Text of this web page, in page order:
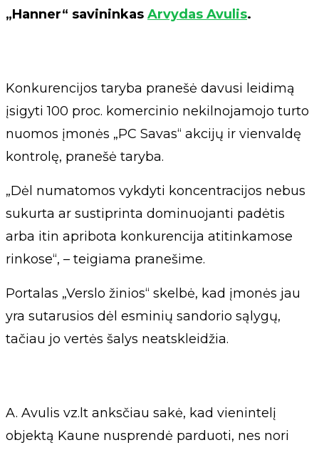
„Hanner“ savininkas Arvydas Avulis.
Konkurencijos taryba pranešė davusi leidimą
įsigyti 100 proc. komercinio nekilnojamojo turto
nuomos įmonės „PC Savas“ akcijų ir vienvaldę
kontrolę, pranešė taryba.
„Dėl numatomos vykdyti koncentracijos nebus
sukurta ar sustiprinta dominuojanti padėtis
arba itin apribota konkurencija atitinkamose
rinkose“, – teigiama pranešime.
Portalas „Verslo žinios“ skelbė, kad įmonės jau
yra sutarusios dėl esminių sandorio sąlygų,
tačiau jo vertės šalys neatskleidžia.
A. Avulis vz.lt anksčiau sakė, kad vienintelį
objektą Kaune nusprendė parduoti, nes nori